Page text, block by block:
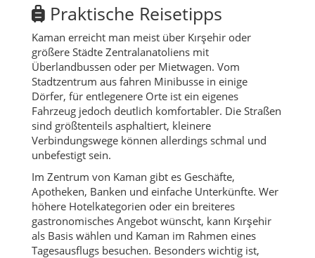
Praktische Reisetipps
Kaman erreicht man meist über Kırşehir oder
größere Städte Zentralanatoliens mit
Überlandbussen oder per Mietwagen. Vom
Stadtzentrum aus fahren Minibusse in einige
Dörfer, für entlegenere Orte ist ein eigenes
Fahrzeug jedoch deutlich komfortabler. Die Straßen
sind größtenteils asphaltiert, kleinere
Verbindungswege können allerdings schmal und
unbefestigt sein.
Im Zentrum von Kaman gibt es Geschäfte,
Apotheken, Banken und einfache Unterkünfte. Wer
höhere Hotelkategorien oder ein breiteres
gastronomisches Angebot wünscht, kann Kırşehir
als Basis wählen und Kaman im Rahmen eines
Tagesausflugs besuchen. Besonders wichtig ist,